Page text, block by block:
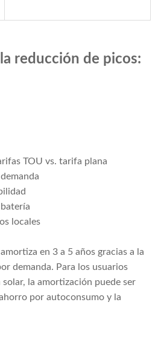
reducción de picos:
TOU vs. tarifa plana
locales
en 3 a 5 años gracias a la
demanda. Para los usuarios
la amortización puede ser
por autoconsumo y la